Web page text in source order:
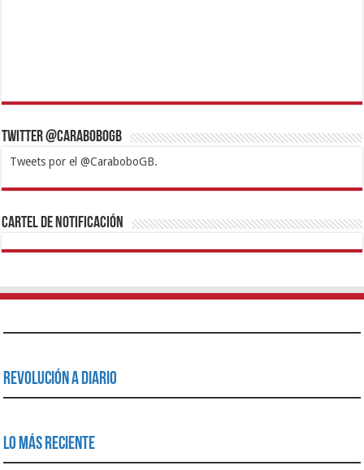
Twitter @CaraboboGB
Tweets por el @CaraboboGB.
1xbetBetturkeyBetistKralbetSupertotobetTipobetMatadorbetMariobet
https://mvbcasino.com/
Cartel de Notificación
Revolución a Diario
Lo Más Reciente